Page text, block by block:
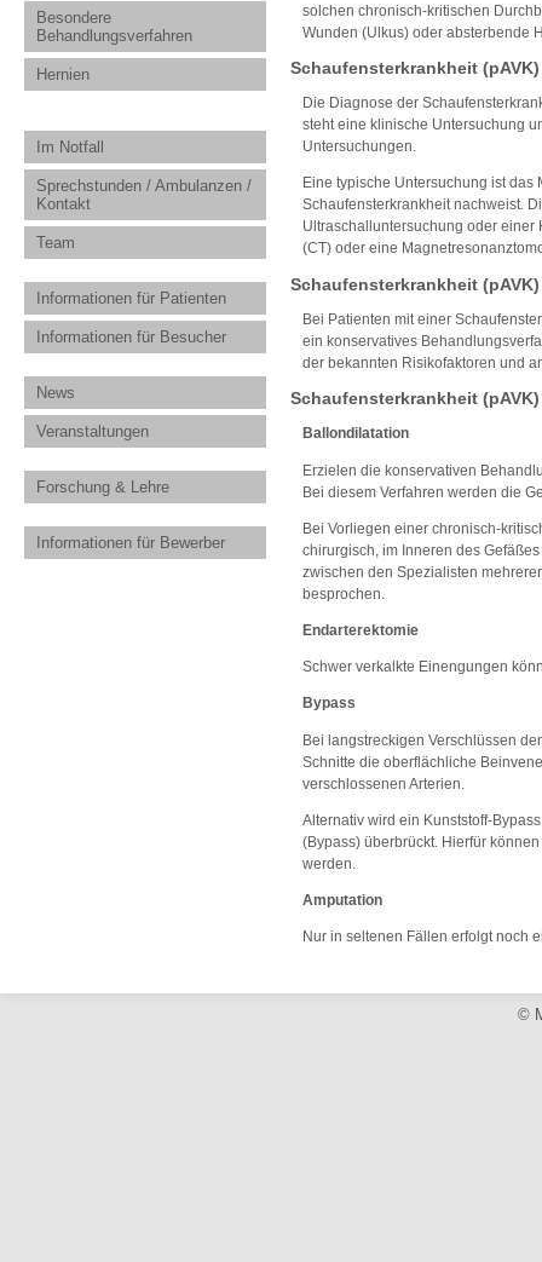
Besondere
Behandlungsverfahren
Hernien
Im Notfall
Sprechstunden / Ambulanzen /
Kontakt
Team
Informationen für Patienten
Informationen für Besucher
News
Veranstaltungen
Forschung & Lehre
Informationen für Bewerber
solchen chronisch-kritischen
Wunden (Ulkus) oder absterbende
Schaufensterkrankheit
Die Diagnose der
steht eine klinische Untersuchung
Untersuchungen.
Eine typische Untersuchung ist das
Schaufensterkrankheit nachweist.
Ultraschalluntersuchung oder einer
(CT) oder eine
Schaufensterkrankheit
Bei Patienten mit einer
ein konservatives
der bekannten Risikofaktoren und
Schaufensterkrankheit
Ballondilatation
Erzielen die konservativen
Bei diesem Verfahren werden die
Bei Vorliegen einer chronisch-
chirurgisch, im Inneren des
zwischen den Spezialisten
besprochen.
Endarterektomie
Schwer verkalkte Einengungen
Bypass
Bei langstreckigen Verschlüssen
Schnitte die oberflächliche
verschlossenen Arterien.
Alternativ wird ein Kunststoff-
(Bypass) überbrückt. Hierfür
werden.
Amputation
Nur in seltenen Fällen erfolgt noch
©